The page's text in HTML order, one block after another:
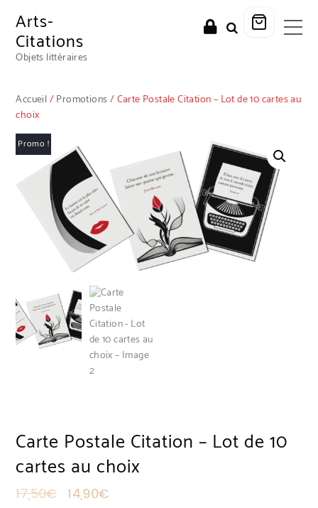
Arts-
Citations
Objets littéraires
Accueil /Promotions/ Carte Postale Citation – Lot de 10 cartes au
choix
Promo !
Carte Postale Citation – Lot de 10
cartes au choix
17,50€ Le prix initial était : 17,50€.
14,90€